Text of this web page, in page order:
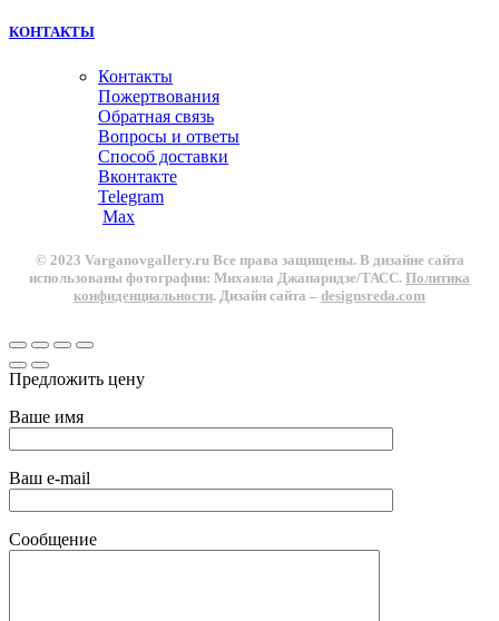
КОНТАКТЫ
Контакты
Пожертвования
Обратная связь
Вопросы и ответы
Способ доставки
Вконтакте
Telegram
Max
© 2023 Varganovgallery.ru Все права защищены. В дизайне сайта
использованы фотографии: Михаила Джапаридзе/ТАСС. Политика
конфиденциальности. Дизайн сайта – designsreda.com
Предложить цену
Ваше имя
Ваш e-mail
Сообщение